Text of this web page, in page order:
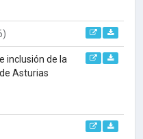
inclusión de la
Asturias